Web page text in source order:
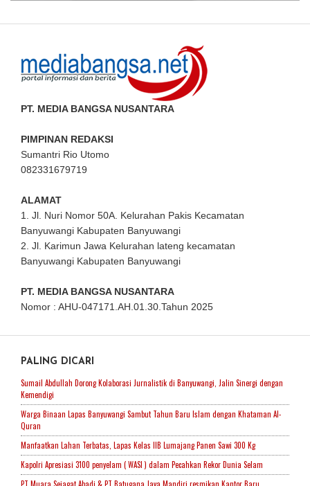
PT. MEDIA BANGSA NUSANTARA
PIMPINAN REDAKSI
Sumantri Rio Utomo
082331679719
ALAMAT
1. Jl. Nuri Nomor 50A. Kelurahan Pakis Kecamatan
Banyuwangi Kabupaten Banyuwangi
2. Jl. Karimun Jawa Kelurahan lateng kecamatan
Banyuwangi Kabupaten Banyuwangi
PT. MEDIA BANGSA NUSANTARA
Nomor : AHU-047171.AH.01.30.Tahun 2025
PALING DICARI
Sumail Abdullah Dorong Kolaborasi Jurnalistik di Banyuwangi, Jalin Sinergi dengan
Kemendigi
Warga Binaan Lapas Banyuwangi Sambut Tahun Baru Islam dengan Khataman Al-
Quran
Manfaatkan Lahan Terbatas, Lapas Kelas IIB Lumajang Panen Sawi 300 Kg
Kapolri Apresiasi 3100 penyelam ( WASI ) dalam Pecahkan Rekor Dunia Selam